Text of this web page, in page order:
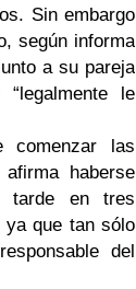
Sin embargo
según informa
a su pareja
le
las
haberse
tarde en tres
ya que tan sólo
del